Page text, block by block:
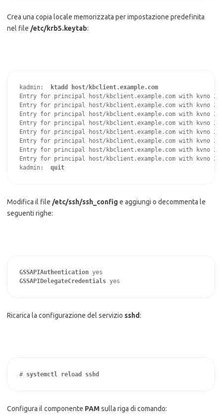
Crea una copia locale memorizzata per impostazione predefinita
nel file /etc/krb5.keytab:
kadmin:
  ktadd host/kbclient.example.com
Entry for principal host/kbclient.example.com with kvno 2,
Entry for principal host/kbclient.example.com with kvno 2,
Entry for principal host/kbclient.example.com with kvno 2,
Entry for principal host/kbclient.example.com with kvno 2,
Entry for principal host/kbclient.example.com with kvno 2,
Entry for principal host/kbclient.example.com with kvno 2,
Entry for principal host/kbclient.example.com with kvno 2,
Entry for principal host/kbclient.example.com with kvno 2,
kadmin: quit
Modifica il file /etc/ssh/ssh_config e aggiungi o decommenta le
seguenti righe:
GSSAPIAuthentication
GSSAPIDelegateCredentials yes
Ricarica la configurazione del servizio sshd:
# systemctl reload sshd
Configura il componente PAMsulla riga di comando: